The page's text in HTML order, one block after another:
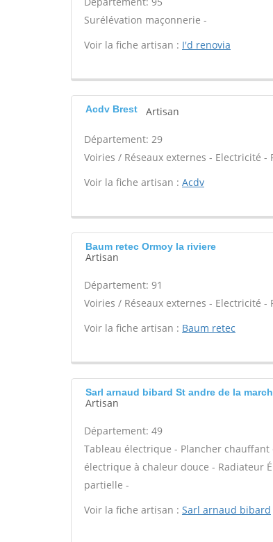
Surélévation maçonnerie -
Voir la fiche artisan : I'd renovia
Acdv Brest Artisan
Département: 29
Voiries / Réseaux externes - Electricité -
Voir la fiche artisan : Acdv
Baum retec Ormoy la riviere
Artisan
Département: 91
Voiries / Réseaux externes - Electricité -
Voir la fiche artisan : Baum retec
Sarl arnaud bibard St andre de la
Artisan
Département: 49
Tableau électrique - Plancher
électrique à chaleur douce - Radiateur
partielle -
Voir la fiche artisan : Sarl arnaud bibard